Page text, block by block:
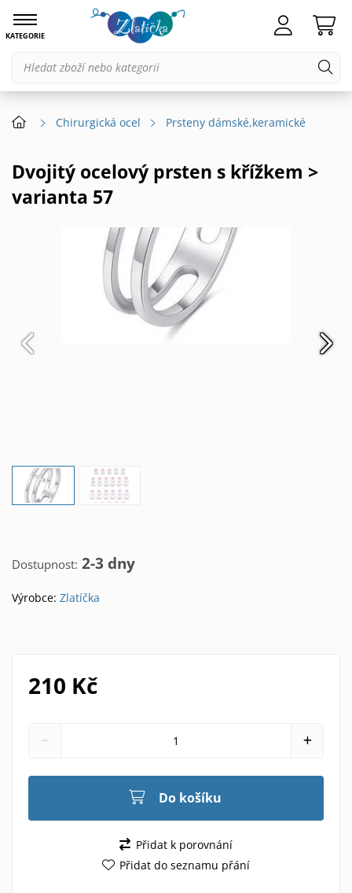
KATEGORIE
Chirurgická ocel Prsteny dámské,keramické
Dvojitý ocelový prsten s křížkem >
varianta 57
Dostupnost: 2-3 dny
Výrobce: Zlatíčka
210 Kč
Do košíku
Přidat k porovnání
Přidat do seznamu přání